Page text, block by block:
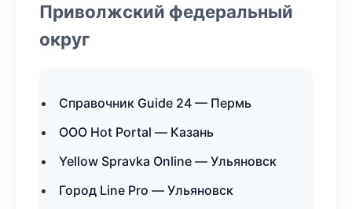
Приволжский федеральный
округ
Справочник Guide 24 — Пермь
ООО Hot Portal — Казань
Yellow Spravka Online — Ульяновск
Город Line Pro — Ульяновск